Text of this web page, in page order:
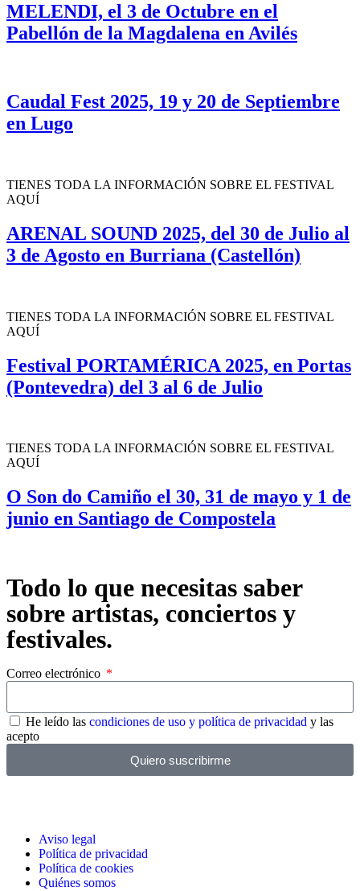
MELENDI, el 3 de Octubre en el
Pabellón de la Magdalena en Avilés
Caudal Fest 2025, 19 y 20 de Septiembre
en Lugo
TIENES TODA LA INFORMACIÓN SOBRE EL FESTIVAL
AQUÍ
ARENAL SOUND 2025, del 30 de Julio al
3 de Agosto en Burriana (Castellón)
TIENES TODA LA INFORMACIÓN SOBRE EL FESTIVAL
AQUÍ
Festival PORTAMÉRICA 2025, en Portas
(Pontevedra) del 3 al 6 de Julio
TIENES TODA LA INFORMACIÓN SOBRE EL FESTIVAL
AQUÍ
O Son do Camiño el 30, 31 de mayo y 1 de
junio en Santiago de Compostela
Todo lo que necesitas saber
sobre artistas, conciertos y
festivales.
Correo electrónico
He leído las condiciones de uso y política de privacidad y las
acepto
Quiero suscribirme
Aviso legal
Política de privacidad
Política de cookies
Quiénes somos